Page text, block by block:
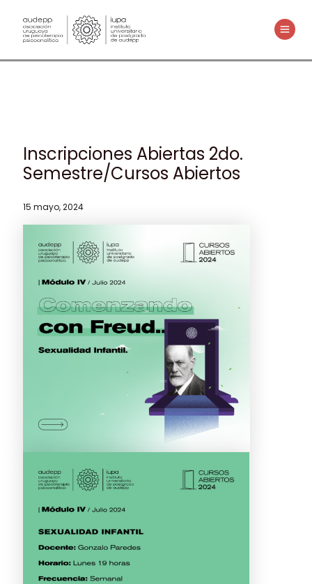
contenido
MAIN
Inscripciones Abiertas 2do.
Semestre/Cursos Abiertos
15 mayo, 2024